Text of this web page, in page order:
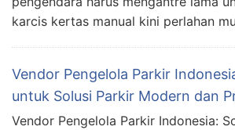
karcis kertas manual kini perlahan
Vendor Pengelola Parkir
untuk Solusi Parkir Modern dan
Vendor Pengelola Parkir Indonesia: